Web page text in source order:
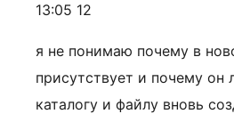
13:05 12
я не понимаю почему в
присутствует и почему он
каталогу и файлу вновь